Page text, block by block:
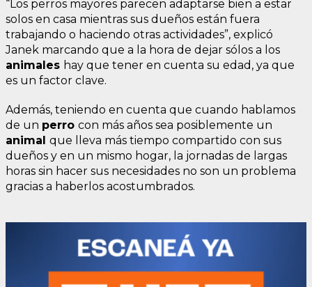
“Los perros mayores parecen adaptarse bien a estar
solos en casa mientras sus dueños están fuera
trabajando o haciendo otras actividades”, explicó
Janek marcando que a la hora de dejar sólos a los
animales hay que tener en cuenta su edad, ya que
es un factor clave.
Además, teniendo en cuenta que cuando hablamos
de un perro con más años sea posiblemente un
animal que lleva más tiempo compartido con sus
dueños y en un mismo hogar, la jornadas de largas
horas sin hacer sus necesidades no son un problema
gracias a haberlos acostumbrados.